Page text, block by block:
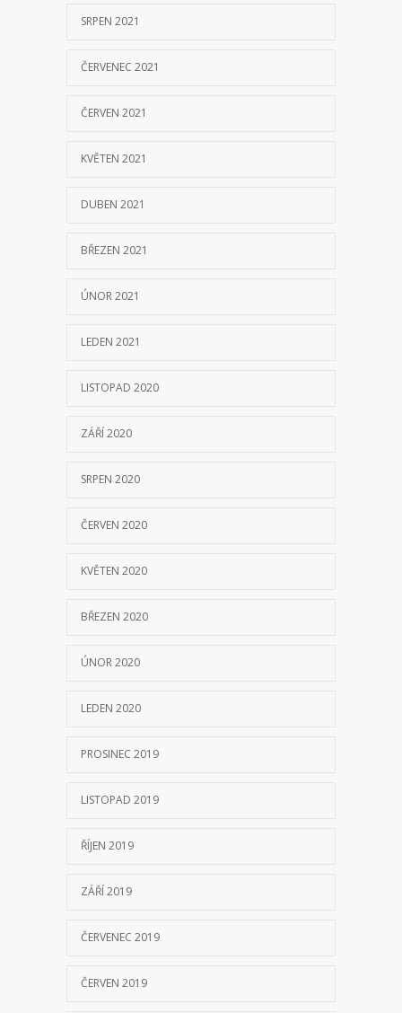
SRPEN 2021
ČERVENEC 2021
ČERVEN 2021
KVĚTEN 2021
DUBEN 2021
BŘEZEN 2021
ÚNOR 2021
LEDEN 2021
LISTOPAD 2020
ZÁŘÍ 2020
SRPEN 2020
ČERVEN 2020
KVĚTEN 2020
BŘEZEN 2020
ÚNOR 2020
LEDEN 2020
PROSINEC 2019
LISTOPAD 2019
ŘÍJEN 2019
ZÁŘÍ 2019
ČERVENEC 2019
ČERVEN 2019